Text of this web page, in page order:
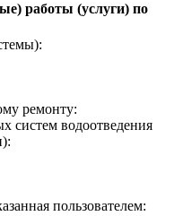
работы (услуги) по
ремонту:
систем водоотведения
пользователем: